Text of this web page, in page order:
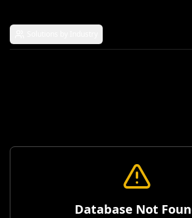
Database Not